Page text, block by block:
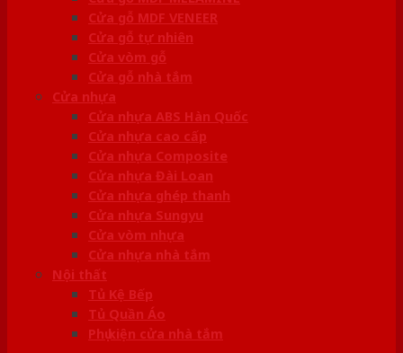
Cửa gỗ MDF VENEER
Cửa gỗ tự nhiên
Cửa vòm gỗ
Cửa gỗ nhà tắm
Cửa nhựa
Cửa nhựa ABS Hàn Quốc
Cửa nhựa cao cấp
Cửa nhựa Composite
Cửa nhựa Đài Loan
Cửa nhựa ghép thanh
Cửa nhựa Sungyu
Cửa vòm nhựa
Cửa nhựa nhà tắm
Nội thất
Tủ Kệ Bếp
Tủ Quần Áo
Phụ kiện cửa nhà tắm